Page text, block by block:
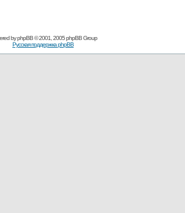
byphpBB© 2001, 2005 phpBB Group
Русская поддержка phpBB